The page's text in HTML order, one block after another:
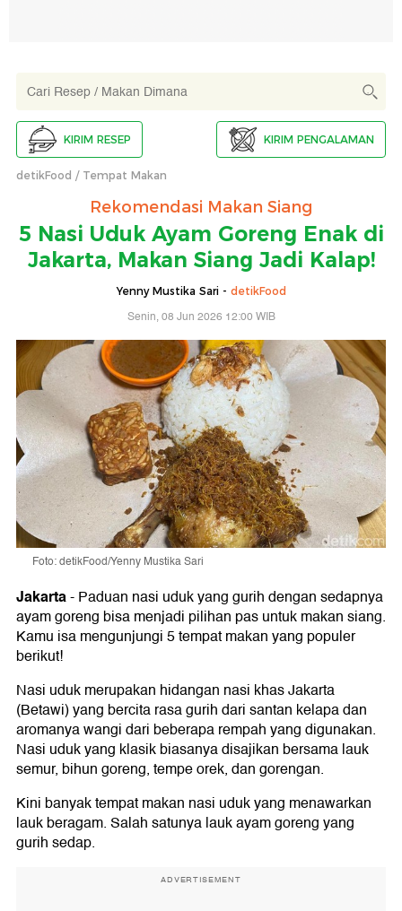
KIRIM RESEP KIRIM PENGALAMAN
detikFood Tempat Makan
Rekomendasi Makan Siang
5 Nasi Uduk Ayam Goreng Enak di
Jakarta, Makan Siang Jadi Kalap!
Yenny Mustika Sari - detikFood
Senin, 08 Jun 2026 12:00 WIB
Foto: detikFood/Yenny Mustika Sari
Jakarta-Paduan nasi uduk yang gurih dengan sedapnya
ayam goreng bisa menjadi pilihan pas untuk makan siang.
Kamu isa mengunjungi 5 tempat makan yang populer
berikut!
Nasi uduk merupakan hidangan nasi khas Jakarta
(Betawi) yang bercita rasa gurih dari santan kelapa dan
aromanya wangi dari beberapa rempah yang digunakan.
Nasi uduk yang klasik biasanya disajikan bersama lauk
semur, bihun goreng, tempe orek, dan gorengan.
Kini banyak tempat makan nasi uduk yang menawarkan
lauk beragam. Salah satunya lauk ayam goreng yang
gurih sedap.
ADVERTISEMENT